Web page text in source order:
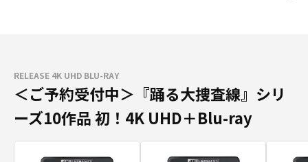
RELEASE 4K UHD BLU-RAY
＜ご予約受付中＞『踊る大捜査線』シリ
ーズ10作品 初！4K UHD＋Blu-ray